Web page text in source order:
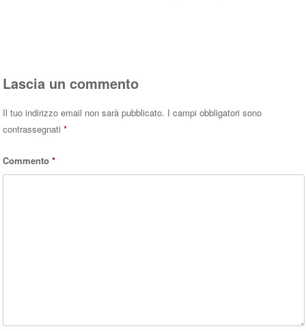
Lascia un commento
Il tuo indirizzo email non sarà pubblicato. I campi obbligatori sono
contrassegnati*
Commento*